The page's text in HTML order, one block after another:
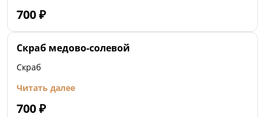
700₽
Скраб медово-солевой
Скраб
Читать далее
700₽